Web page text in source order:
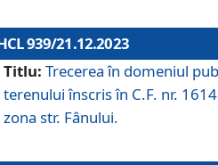
939/21.12.2023
Titlu: Trecerea în domeniul
terenului înscris în C.F. nr.
zona str. Fânului.